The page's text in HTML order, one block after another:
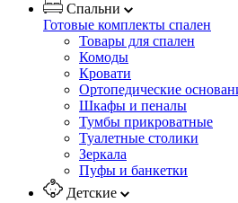
Спальни
Готовые комплекты спален
Товары для спален
Комоды
Кровати
Ортопедические
Шкафы и пеналы
Тумбы прикроватные
Туалетные столики
Зеркала
Пуфы и банкетки
Детские